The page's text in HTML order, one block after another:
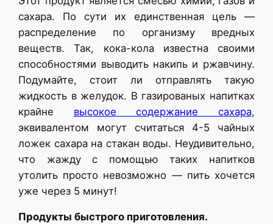
сахара. По сути их единственная цель —
распределение по организму вредных
веществ. Так, кока-кола известна своими
способностями выводить накипь и ржавчину.
Подумайте, стоит ли отправлять такую
жидкость в желудок. В газированых напитках
крайне высокое содержание сахара,
эквивалентом могут считаться 4-5 чайных
ложек сахара на стакан воды. Неудивительно,
что жажду с помощью таких напитков
утолить просто невозможно — пить хочется
уже через 5 минут!
Продукты быстрого приготовления.